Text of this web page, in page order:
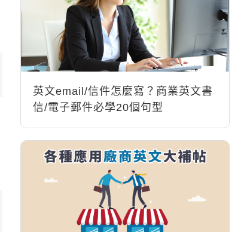
英文email/信件怎麼寫？商業英文書
信/電子郵件必學20個句型